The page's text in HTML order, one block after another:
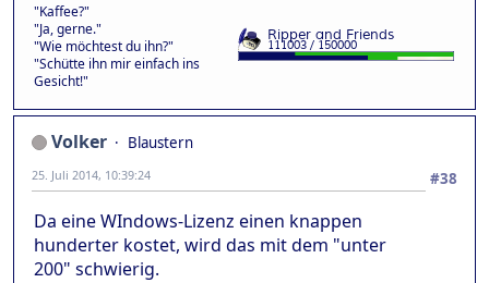
"Kaffee?"
"Ja, gerne."
"Wie möchtest du ihn?"
"Schütte ihn mir einfach ins
Gesicht!"
Volker
Blaustern
#38
25. Juli 2014, 10:39:24
Da eine WIndows-Lizenz einen knappen
hunderter kostet, wird das mit dem "unter
200" schwierig.